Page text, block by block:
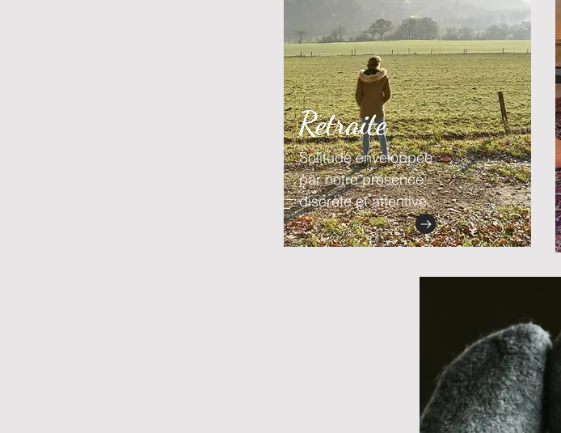
Retraite
Solitude enveloppée
par notre présence
discrète et attentive.